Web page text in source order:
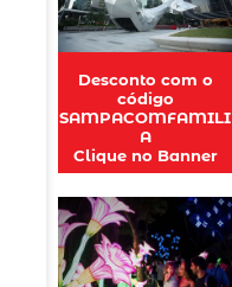
Desconto com o
código
SAMPACOMFAMILI
A
Clique no Banner